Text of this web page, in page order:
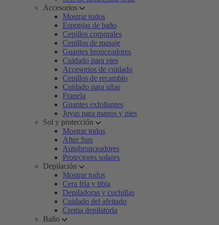
Accesorios
Mostrar todos
Esponjas de baño
Cepillos corporales
Cepillos de masaje
Guantes bronceadores
Cuidado para pies
Accesorios de cuidado
Cepillos de recambio
Cuidado para uñas
Franela
Guantes exfoliantes
Joyas para manos y pies
Sol y protección
Mostrar todos
After Sun
Autobronceadores
Protectores solares
Depilación
Mostrar todos
Cera fría y tibia
Depiladoras y cuchillas
Cuidado del afeitado
Crema depilatoria
Baño